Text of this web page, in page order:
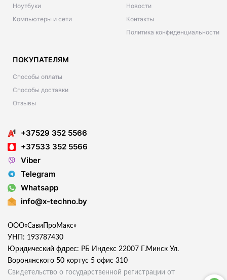
Ноутбуки
Компьютеры и сети
Новости
Контакты
Политика конфиденциальности
ПОКУПАТЕЛЯМ
Способы оплаты
Способы доставки
Отзывы
+37529 352 5566
+37533 352 5566
Viber
Telegram
Whatsapp
info@x-techno.by
ООО«СавиПроМакс»
УНП: 193787430
Юридический фдрес: РБ Индекс 22007 Г.Минск Ул.
Воронянского 50 кортус 5 офис 310
Свидетельство о государственной регистрации от